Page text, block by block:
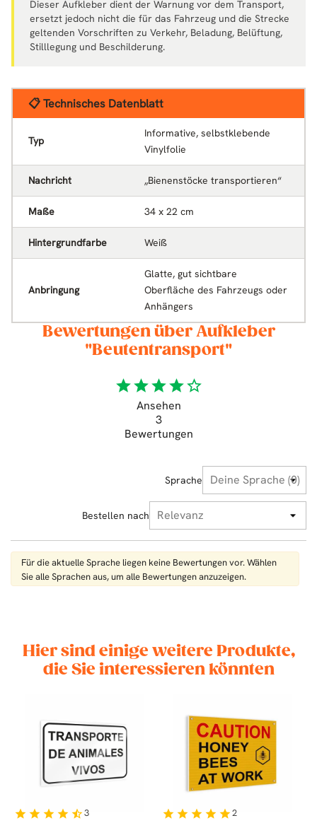
Dieser Aufkleber dient der Warnung vor dem Transport,
ersetzt jedoch nicht die für das Fahrzeug und die Strecke
geltenden Vorschriften zu Verkehr, Beladung, Belüftung,
Stilllegung und Beschilderung.
📋 Technisches Datenblatt
Typ
Informative, selbstklebende
Vinylfolie
Nachricht „Bienenstöcke transportieren“
Maße 34 x 22 cm
Hintergrundfarbe Weiß
Anbringung
Glatte, gut sichtbare
Oberfläche des Fahrzeugs oder
Anhängers
Bewertungen über Aufkleber
"Beutentransport"
starstarstarstarstar_border
Ansehen
3
Bewertungen
Sprache
Bestellen nach
Für die aktuelle Sprache liegen keine Bewertungen vor. Wählen
Sie alle Sprachen aus, um alle Bewertungen anzuzeigen.
Hier sind einige weitere Produkte,
die Sie interessieren könnten
star star star star star_half3 star star star star star2